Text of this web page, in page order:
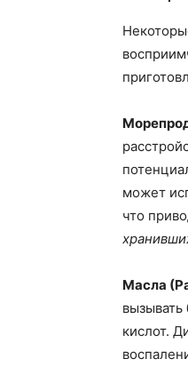
может
что
Масла
кислот.